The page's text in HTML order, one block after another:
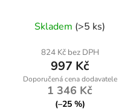
Skladem (>5 ks)
824 Kč bez DPH
997 Kč
1 346 Kč
(–25 %)